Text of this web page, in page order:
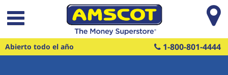
Saltar al contenido principal
Abierto todo el año 1-800-801-4444